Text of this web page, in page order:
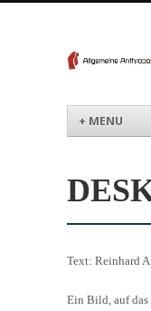
Weiter zum
+ MENU
Text: Reinhard
Ein Bild, auf das